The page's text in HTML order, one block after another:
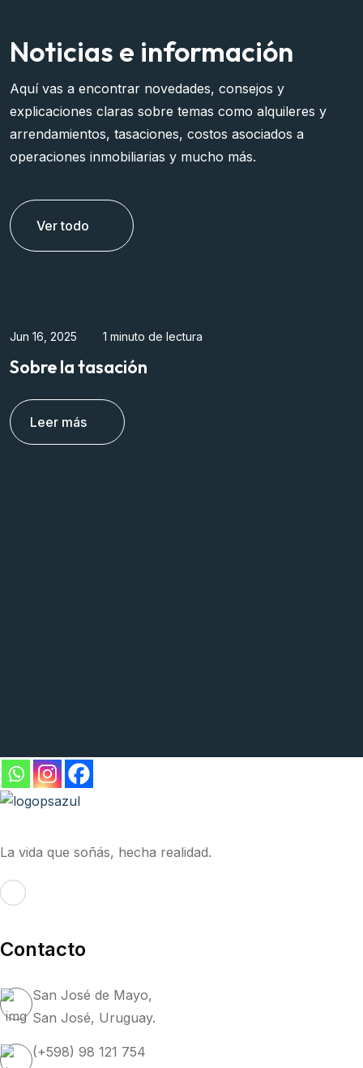
Noticias e información
Aquí vas a encontrar novedades, consejos y
explicaciones claras sobre temas como alquileres y
arrendamientos, tasaciones, costos asociados a
operaciones inmobiliarias y mucho más.
Ver todo
Jun 16, 2025 1 minuto de lectura
Sobre la tasación
Leer más
La vida que soñás, hecha realidad.
Contacto
San José de Mayo,
San José, Uruguay.
(+598) 98 121 754